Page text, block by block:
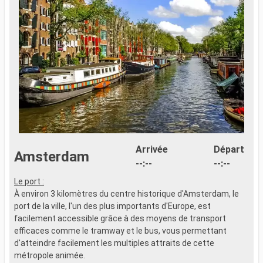
Amsterdam
Arrivée
--:--
Départ
--:--
Le port :
À environ 3 kilomètres du centre historique d'Amsterdam, le
port de la ville, l'un des plus importants d'Europe, est
facilement accessible grâce à des moyens de transport
efficaces comme le tramway et le bus, vous permettant
d'atteindre facilement les multiples attraits de cette
métropole animée.